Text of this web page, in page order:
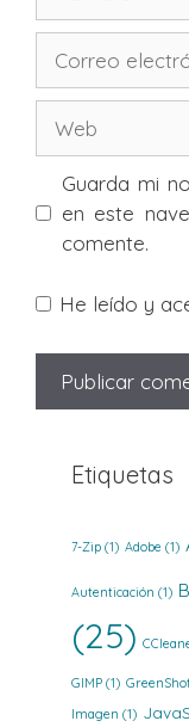
electrónico
Guarda mi
en este
comente.
He leído y
Etiquetas
7-Zip (1) Adobe (1)
Autenticación (1)
(25)
GIMP (1)
Imagen (1)